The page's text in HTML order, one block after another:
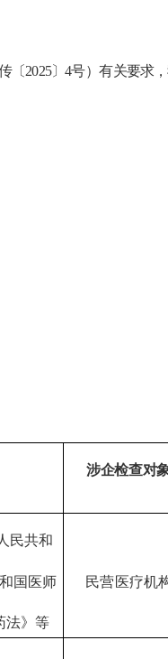
〔2025〕4号） 有关要求
涉企检查对
民共和
国医师
法》等
民营医疗机